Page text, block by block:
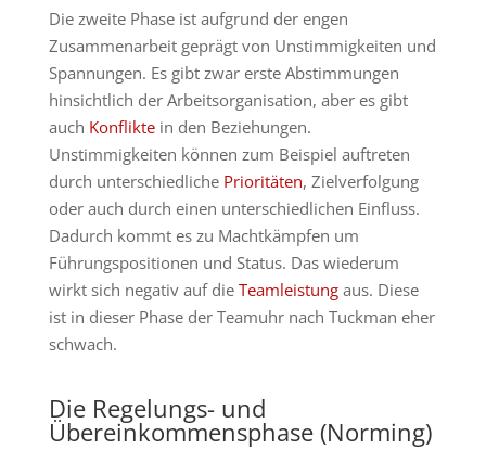
Die zweite Phase ist aufgrund der engen
Zusammenarbeit geprägt von Unstimmigkeiten und
Spannungen. Es gibt zwar erste Abstimmungen
hinsichtlich der Arbeitsorganisation, aber es gibt
auch Konfliktein den Beziehungen.
Unstimmigkeiten können zum Beispiel auftreten
durch unterschiedliche Prioritäten, Zielverfolgung
oder auch durch einen unterschiedlichen Einfluss.
Dadurch kommt es zu Machtkämpfen um
Führungspositionen und Status. Das wiederum
wirkt sich negativ auf die Teamleistungaus. Diese
ist in dieser Phase der Teamuhr nach Tuckman eher
schwach.
Die Regelungs- und
Übereinkommensphase (Norming)